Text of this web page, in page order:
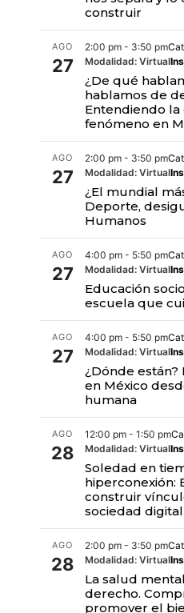
construir
AGO
27
2:00 pm - 3:50 pm
Modalidad: Virtual
¿De qué
hablamos de
Entendiendo
fenómeno en
AGO
27
2:00 pm - 3:50 pm
Modalidad: Virtual
¿El mundial
Deporte,
Humanos
AGO
27
4:00 pm - 5:50 pm
Modalidad: Virtual
Educación
escuela que
AGO
27
4:00 pm - 5:50 pm
Modalidad: Virtual
¿Dónde están?
en México
humana
AGO
28
12:00 pm - 1:50 pm
Modalidad: Virtual
Soledad en
hiperconexión:
construir
sociedad digital
AGO
28
2:00 pm - 3:50 pm
Modalidad: Virtual
La salud
derecho.
promover el